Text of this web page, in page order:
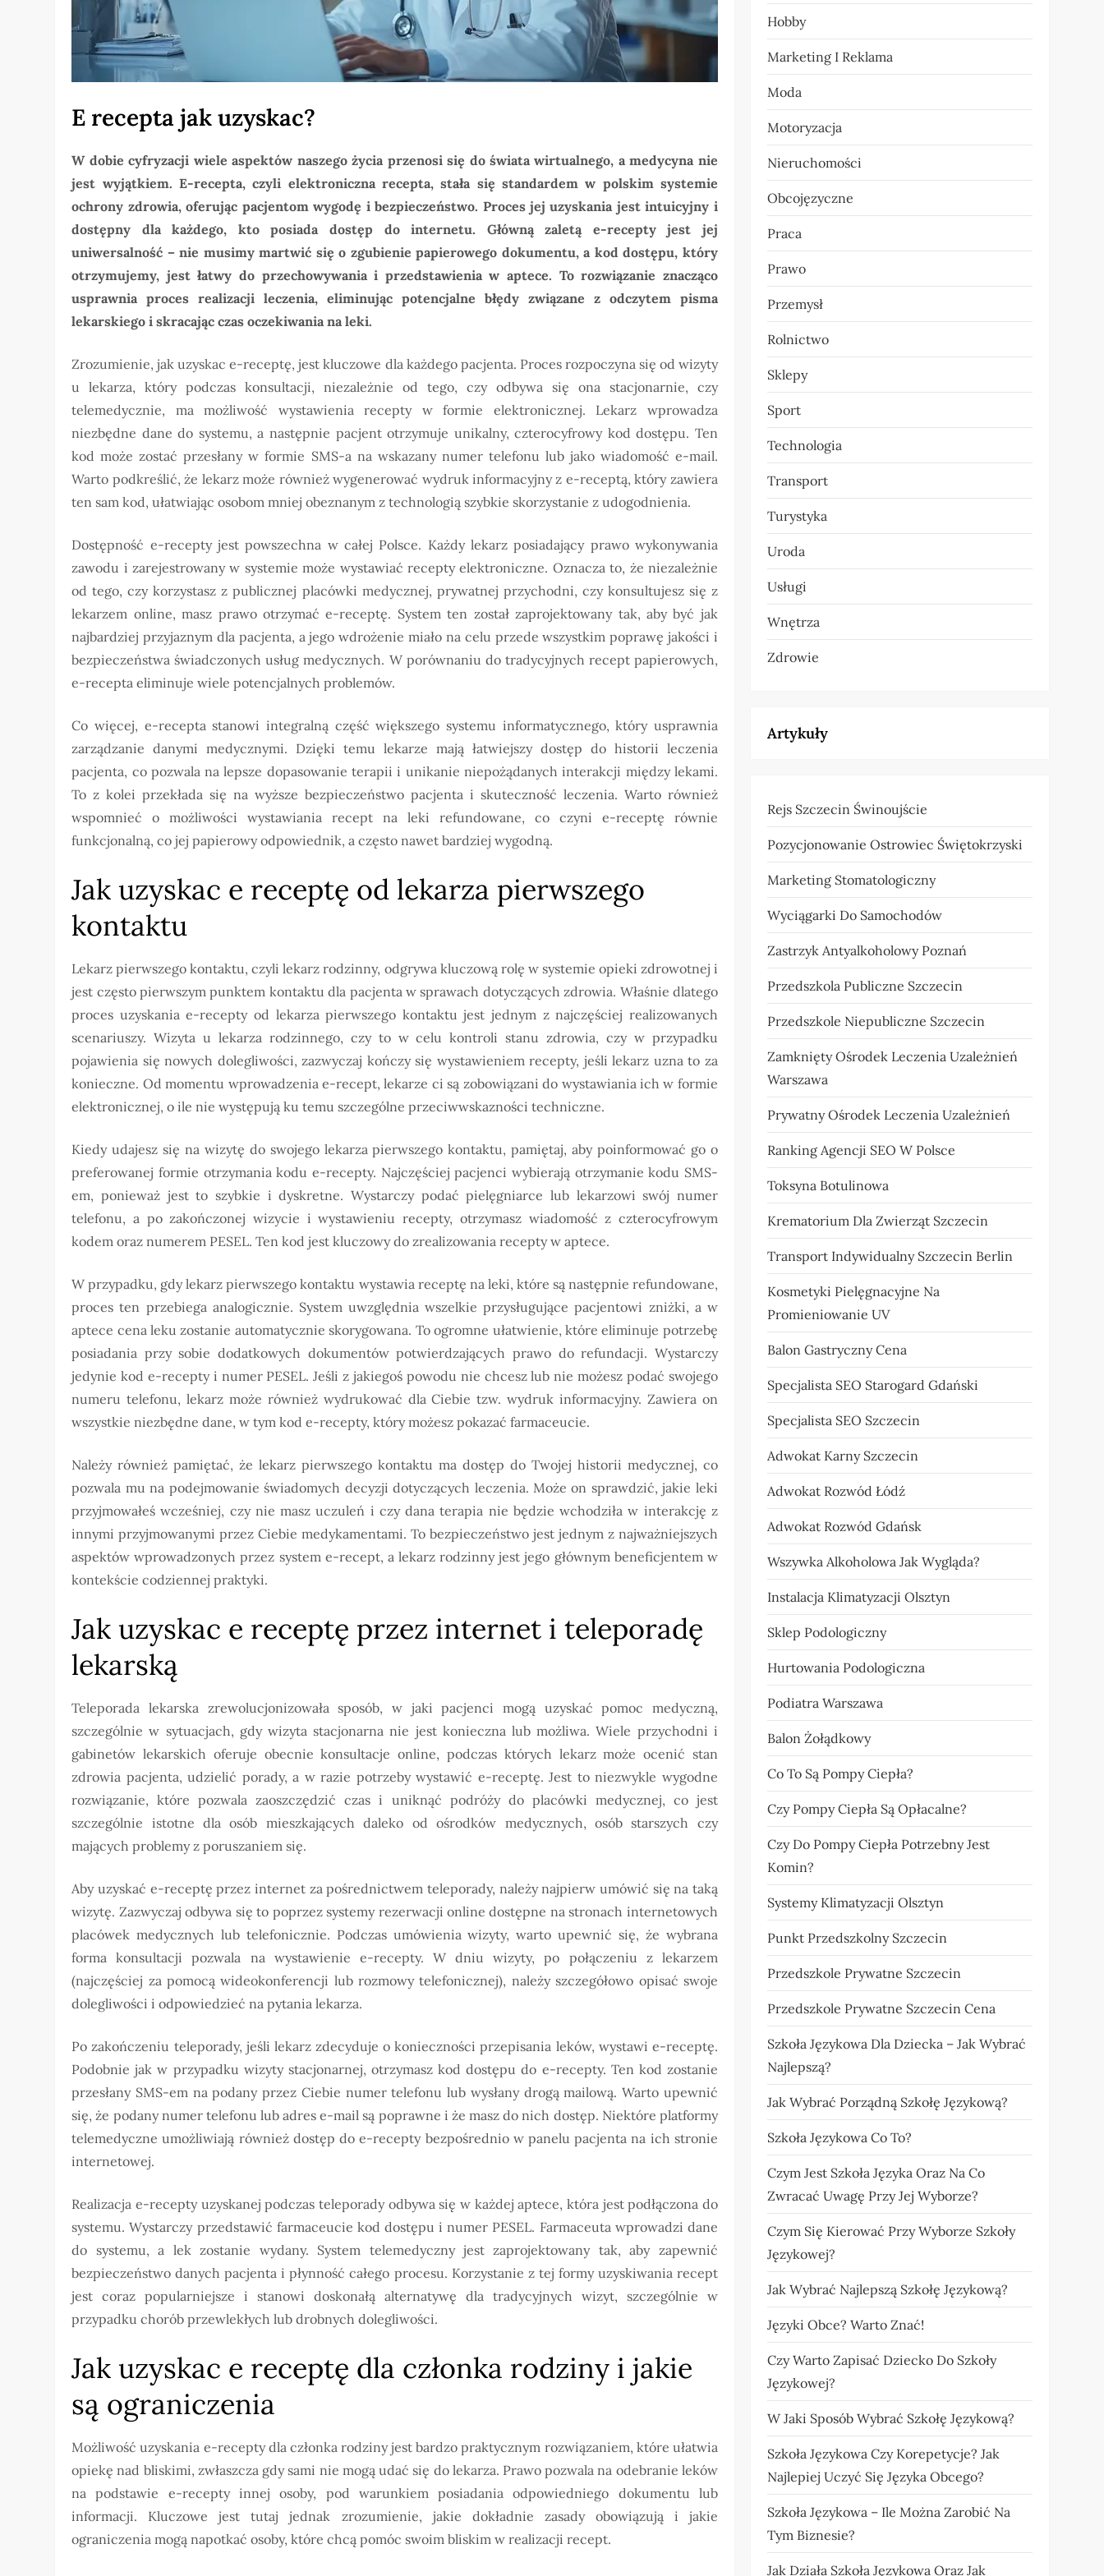
E recepta jak uzyskac?
W dobie cyfryzacji wiele aspektów naszego życia przenosi się do świata wirtualnego, a medycyna nie
jest wyjątkiem. E-recepta, czyli elektroniczna recepta, stała się standardem w polskim systemie
ochrony zdrowia, oferując pacjentom wygodę i bezpieczeństwo. Proces jej uzyskania jest intuicyjny i
dostępny dla każdego, kto posiada dostęp do internetu. Główną zaletą e-recepty jest jej
uniwersalność – nie musimy martwić się o zgubienie papierowego dokumentu, a kod dostępu, który
otrzymujemy, jest łatwy do przechowywania i przedstawienia w aptece. To rozwiązanie znacząco
usprawnia proces realizacji leczenia, eliminując potencjalne błędy związane z odczytem pisma
lekarskiego i skracając czas oczekiwania na leki.
Zrozumienie, jak uzyskac e-receptę, jest kluczowe dla każdego pacjenta. Proces rozpoczyna się od wizyty
u lekarza, który podczas konsultacji, niezależnie od tego, czy odbywa się ona stacjonarnie, czy
telemedycznie, ma możliwość wystawienia recepty w formie elektronicznej. Lekarz wprowadza
niezbędne dane do systemu, a następnie pacjent otrzymuje unikalny, czterocyfrowy kod dostępu. Ten
kod może zostać przesłany w formie SMS-a na wskazany numer telefonu lub jako wiadomość e-mail.
Warto podkreślić, że lekarz może również wygenerować wydruk informacyjny z e-receptą, który zawiera
ten sam kod, ułatwiając osobom mniej obeznanym z technologią szybkie skorzystanie z udogodnienia.
Dostępność e-recepty jest powszechna w całej Polsce. Każdy lekarz posiadający prawo wykonywania
zawodu i zarejestrowany w systemie może wystawiać recepty elektroniczne. Oznacza to, że niezależnie
od tego, czy korzystasz z publicznej placówki medycznej, prywatnej przychodni, czy konsultujesz się z
lekarzem online, masz prawo otrzymać e-receptę. System ten został zaprojektowany tak, aby być jak
najbardziej przyjaznym dla pacjenta, a jego wdrożenie miało na celu przede wszystkim poprawę jakości i
bezpieczeństwa świadczonych usług medycznych. W porównaniu do tradycyjnych recept papierowych,
e-recepta eliminuje wiele potencjalnych problemów.
Co więcej, e-recepta stanowi integralną część większego systemu informatycznego, który usprawnia
zarządzanie danymi medycznymi. Dzięki temu lekarze mają łatwiejszy dostęp do historii leczenia
pacjenta, co pozwala na lepsze dopasowanie terapii i unikanie niepożądanych interakcji między lekami.
To z kolei przekłada się na wyższe bezpieczeństwo pacjenta i skuteczność leczenia. Warto również
wspomnieć o możliwości wystawiania recept na leki refundowane, co czyni e-receptę równie
funkcjonalną, co jej papierowy odpowiednik, a często nawet bardziej wygodną.
Jak uzyskac e receptę od lekarza pierwszego
kontaktu
Lekarz pierwszego kontaktu, czyli lekarz rodzinny, odgrywa kluczową rolę w systemie opieki zdrowotnej i
jest często pierwszym punktem kontaktu dla pacjenta w sprawach dotyczących zdrowia. Właśnie dlatego
proces uzyskania e-recepty od lekarza pierwszego kontaktu jest jednym z najczęściej realizowanych
scenariuszy. Wizyta u lekarza rodzinnego, czy to w celu kontroli stanu zdrowia, czy w przypadku
pojawienia się nowych dolegliwości, zazwyczaj kończy się wystawieniem recepty, jeśli lekarz uzna to za
konieczne. Od momentu wprowadzenia e-recept, lekarze ci są zobowiązani do wystawiania ich w formie
elektronicznej, o ile nie występują ku temu szczególne przeciwwskazności techniczne.
Kiedy udajesz się na wizytę do swojego lekarza pierwszego kontaktu, pamiętaj, aby poinformować go o
preferowanej formie otrzymania kodu e-recepty. Najczęściej pacjenci wybierają otrzymanie kodu SMS-
em, ponieważ jest to szybkie i dyskretne. Wystarczy podać pielęgniarce lub lekarzowi swój numer
telefonu, a po zakończonej wizycie i wystawieniu recepty, otrzymasz wiadomość z czterocyfrowym
kodem oraz numerem PESEL. Ten kod jest kluczowy do zrealizowania recepty w aptece.
W przypadku, gdy lekarz pierwszego kontaktu wystawia receptę na leki, które są następnie refundowane,
proces ten przebiega analogicznie. System uwzględnia wszelkie przysługujące pacjentowi zniżki, a w
aptece cena leku zostanie automatycznie skorygowana. To ogromne ułatwienie, które eliminuje potrzebę
posiadania przy sobie dodatkowych dokumentów potwierdzających prawo do refundacji. Wystarczy
jedynie kod e-recepty i numer PESEL. Jeśli z jakiegoś powodu nie chcesz lub nie możesz podać swojego
numeru telefonu, lekarz może również wydrukować dla Ciebie tzw. wydruk informacyjny. Zawiera on
wszystkie niezbędne dane, w tym kod e-recepty, który możesz pokazać farmaceucie.
Należy również pamiętać, że lekarz pierwszego kontaktu ma dostęp do Twojej historii medycznej, co
pozwala mu na podejmowanie świadomych decyzji dotyczących leczenia. Może on sprawdzić, jakie leki
przyjmowałeś wcześniej, czy nie masz uczuleń i czy dana terapia nie będzie wchodziła w interakcję z
innymi przyjmowanymi przez Ciebie medykamentami. To bezpieczeństwo jest jednym z najważniejszych
aspektów wprowadzonych przez system e-recept, a lekarz rodzinny jest jego głównym beneficjentem w
kontekście codziennej praktyki.
Jak uzyskac e receptę przez internet i teleporadę
lekarską
Teleporada lekarska zrewolucjonizowała sposób, w jaki pacjenci mogą uzyskać pomoc medyczną,
szczególnie w sytuacjach, gdy wizyta stacjonarna nie jest konieczna lub możliwa. Wiele przychodni i
gabinetów lekarskich oferuje obecnie konsultacje online, podczas których lekarz może ocenić stan
zdrowia pacjenta, udzielić porady, a w razie potrzeby wystawić e-receptę. Jest to niezwykle wygodne
rozwiązanie, które pozwala zaoszczędzić czas i uniknąć podróży do placówki medycznej, co jest
szczególnie istotne dla osób mieszkających daleko od ośrodków medycznych, osób starszych czy
mających problemy z poruszaniem się.
Aby uzyskać e-receptę przez internet za pośrednictwem teleporady, należy najpierw umówić się na taką
wizytę. Zazwyczaj odbywa się to poprzez systemy rezerwacji online dostępne na stronach internetowych
placówek medycznych lub telefonicznie. Podczas umówienia wizyty, warto upewnić się, że wybrana
forma konsultacji pozwala na wystawienie e-recepty. W dniu wizyty, po połączeniu z lekarzem
(najczęściej za pomocą wideokonferencji lub rozmowy telefonicznej), należy szczegółowo opisać swoje
dolegliwości i odpowiedzieć na pytania lekarza.
Po zakończeniu teleporady, jeśli lekarz zdecyduje o konieczności przepisania leków, wystawi e-receptę.
Podobnie jak w przypadku wizyty stacjonarnej, otrzymasz kod dostępu do e-recepty. Ten kod zostanie
przesłany SMS-em na podany przez Ciebie numer telefonu lub wysłany drogą mailową. Warto upewnić
się, że podany numer telefonu lub adres e-mail są poprawne i że masz do nich dostęp. Niektóre platformy
telemedyczne umożliwiają również dostęp do e-recepty bezpośrednio w panelu pacjenta na ich stronie
internetowej.
Realizacja e-recepty uzyskanej podczas teleporady odbywa się w każdej aptece, która jest podłączona do
systemu. Wystarczy przedstawić farmaceucie kod dostępu i numer PESEL. Farmaceuta wprowadzi dane
do systemu, a lek zostanie wydany. System telemedyczny jest zaprojektowany tak, aby zapewnić
bezpieczeństwo danych pacjenta i płynność całego procesu. Korzystanie z tej formy uzyskiwania recept
jest coraz popularniejsze i stanowi doskonałą alternatywę dla tradycyjnych wizyt, szczególnie w
przypadku chorób przewlekłych lub drobnych dolegliwości.
Jak uzyskac e receptę dla członka rodziny i jakie
są ograniczenia
Możliwość uzyskania e-recepty dla członka rodziny jest bardzo praktycznym rozwiązaniem, które ułatwia
opiekę nad bliskimi, zwłaszcza gdy sami nie mogą udać się do lekarza. Prawo pozwala na odebranie leków
na podstawie e-recepty innej osoby, pod warunkiem posiadania odpowiedniego dokumentu lub
informacji. Kluczowe jest tutaj jednak zrozumienie, jakie dokładnie zasady obowiązują i jakie
ograniczenia mogą napotkać osoby, które chcą pomóc swoim bliskim w realizacji recept.
Hobby
Marketing I Reklama
Moda
Motoryzacja
Nieruchomości
Obcojęzyczne
Praca
Prawo
Przemysł
Rolnictwo
Sklepy
Sport
Technologia
Transport
Turystyka
Uroda
Usługi
Wnętrza
Zdrowie
Artykuły
Rejs Szczecin Świnoujście
Pozycjonowanie Ostrowiec Świętokrzyski
Marketing Stomatologiczny
Wyciągarki Do Samochodów
Zastrzyk Antyalkoholowy Poznań
Przedszkola Publiczne Szczecin
Przedszkole Niepubliczne Szczecin
Zamknięty Ośrodek Leczenia Uzależnień
Warszawa
Prywatny Ośrodek Leczenia Uzależnień
Ranking Agencji SEO W Polsce
Toksyna Botulinowa
Krematorium Dla Zwierząt Szczecin
Transport Indywidualny Szczecin Berlin
Kosmetyki Pielęgnacyjne Na
Promieniowanie UV
Balon Gastryczny Cena
Specjalista SEO Starogard Gdański
Specjalista SEO Szczecin
Adwokat Karny Szczecin
Adwokat Rozwód Łódź
Adwokat Rozwód Gdańsk
Wszywka Alkoholowa Jak Wygląda?
Instalacja Klimatyzacji Olsztyn
Sklep Podologiczny
Hurtowania Podologiczna
Podiatra Warszawa
Balon Żołądkowy
Co To Są Pompy Ciepła?
Czy Pompy Ciepła Są Opłacalne?
Czy Do Pompy Ciepła Potrzebny Jest
Komin?
Systemy Klimatyzacji Olsztyn
Punkt Przedszkolny Szczecin
Przedszkole Prywatne Szczecin
Przedszkole Prywatne Szczecin Cena
Szkoła Językowa Dla Dziecka – Jak Wybrać
Najlepszą?
Jak Wybrać Porządną Szkołę Językową?
Szkoła Językowa Co To?
Czym Jest Szkoła Języka Oraz Na Co
Zwracać Uwagę Przy Jej Wyborze?
Czym Się Kierować Przy Wyborze Szkoły
Językowej?
Jak Wybrać Najlepszą Szkołę Językową?
Języki Obce? Warto Znać!
Czy Warto Zapisać Dziecko Do Szkoły
Językowej?
W Jaki Sposób Wybrać Szkołę Językową?
Szkoła Językowa Czy Korepetycje? Jak
Najlepiej Uczyć Się Języka Obcego?
Szkoła Językowa – Ile Można Zarobić Na
Tym Biznesie?
Jak Działa Szkoła Językowa Oraz Jak